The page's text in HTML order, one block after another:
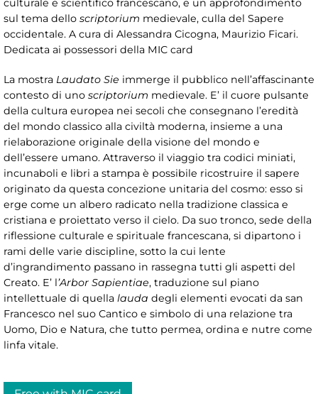
culturale e scientifico francescano, e un approfondimento
sul tema dello scriptorium medievale, culla del Sapere
occidentale. A cura di Alessandra Cicogna, Maurizio Ficari.
Dedicata ai possessori della MIC card
La mostra Laudato Sie immerge il pubblico nell’affascinante
contesto di uno scriptorium medievale. E’ il cuore pulsante
della cultura europea nei secoli che consegnano l’eredità
del mondo classico alla civiltà moderna, insieme a una
rielaborazione originale della visione del mondo e
dell’essere umano. Attraverso il viaggio tra codici miniati,
incunaboli e libri a stampa è possibile ricostruire il sapere
originato da questa concezione unitaria del cosmo: esso si
erge come un albero radicato nella tradizione classica e
cristiana e proiettato verso il cielo. Da suo tronco, sede della
riflessione culturale e spirituale francescana, si dipartono i
rami delle varie discipline, sotto la cui lente
d’ingrandimento passano in rassegna tutti gli aspetti del
Creato. E’ l’Arbor Sapientiae, traduzione sul piano
intellettuale di quella lauda degli elementi evocati da san
Francesco nel suo Cantico e simbolo di una relazione tra
Uomo, Dio e Natura, che tutto permea, ordina e nutre come
linfa vitale.